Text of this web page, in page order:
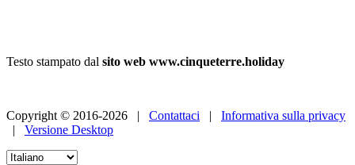
Testo stampato dal sito web www.cinqueterre.holiday
Copyright © 2016-2026 | Contattaci | Informativa sulla privacy
| Versione Desktop